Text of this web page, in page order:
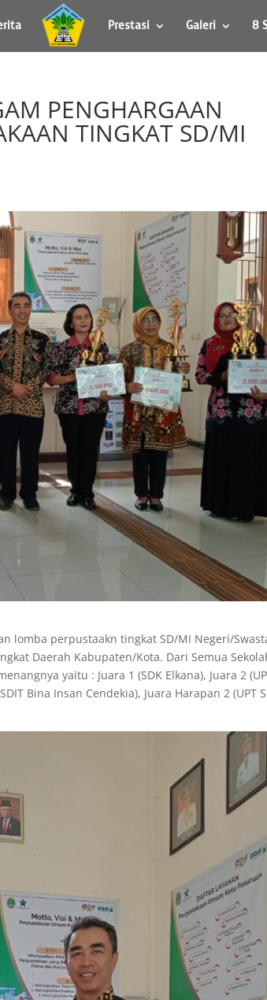
Prestasi Galeri 8
PENGHARGAAN
TINGKAT SD/MI
lomba perpustaakn tingkat SD/MI Negeri/
Daerah Kabupaten/Kota. Dari Semua
yaitu : Juara 1 (SDK Elkana), Juara 2
Bina Insan Cendekia), Juara Harapan 2 (UPT